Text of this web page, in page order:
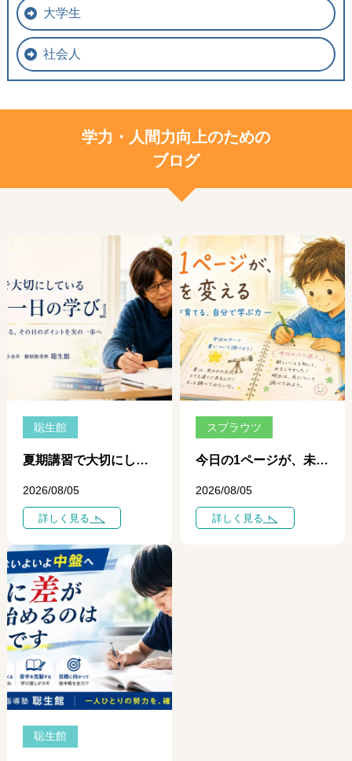
大学生
社会人
学力・人間力向上のための
ブログ
聡生館
夏期講習で大切にしている「一日、一日の学び」 ― 個別指導だからできる、その日のポイントを次の一歩につなげる学習 ―
2026/08/05
詳しく見る
スプラウツ
今日の1ページが、未来を変える ― 自学ノートが育てる、自分で学ぶ力 ―
2026/08/05
詳しく見る
聡生館